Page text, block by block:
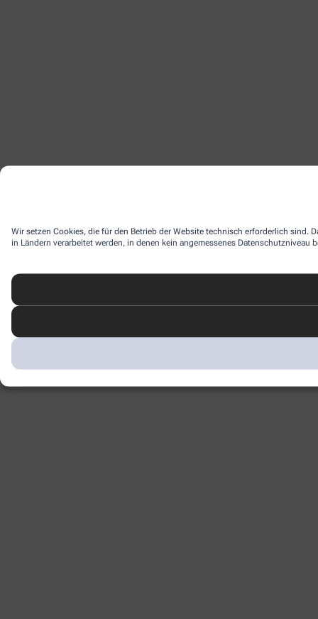
Wir setzen Cookies, die für den Betrieb der Website technisch erforderlich sind.
in Ländern verarbeitet werden, in denen kein angemessenes